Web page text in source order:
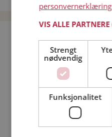
Bli
Jeg er en:
Min alder:
personvernerklæring
VIS ALLE PARTNERE
Strengt
nødvendig
Funksjonalitet